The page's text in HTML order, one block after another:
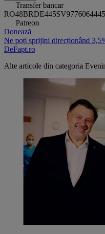
Transfer bancar
Patreon
Donează
Ne poți sprijini direcționând
DeFapt.ro
Alte articole din categoria